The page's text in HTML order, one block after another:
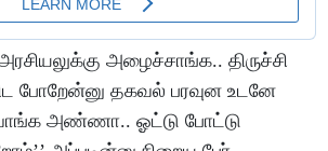
அழைச்சாங்க.. திருச்சி
போறேன்னு தகவல் பரவுன உடனே
அண்ணா.. ஓட்டு போட்டு